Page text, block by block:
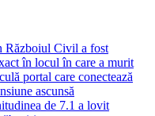
Războiul Civil a fost
în locul în care a murit
portal care conectează
ascunsă
de 7.1 a lovit